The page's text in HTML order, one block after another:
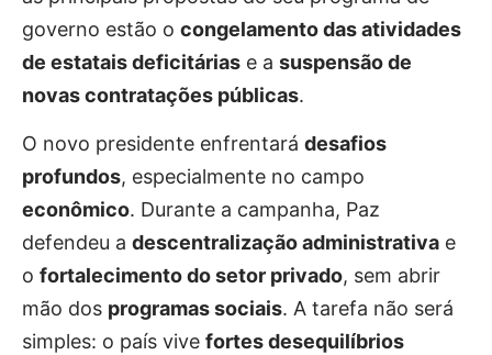
governo estão o congelamento das atividades
de estatais deficitárias e a suspensão de
novas contratações públicas.
O novo presidente enfrentará desafios
profundos, especialmente no campo
econômico. Durante a campanha, Paz
defendeu a descentralização administrativa e
o fortalecimento do setor privado, sem abrir
mão dos programas sociais. A tarefa não será
simples: o país vive fortes desequilíbrios